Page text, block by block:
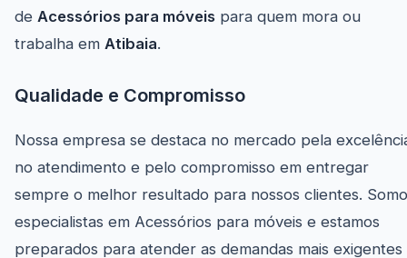
de Acessórios para móveis para quem mora ou
trabalha em Atibaia.
Qualidade e Compromisso
Nossa empresa se destaca no mercado pela
no atendimento e pelo compromisso em entregar
sempre o melhor resultado para nossos clientes.
especialistas em Acessórios para móveis e estamos
preparados para atender as demandas mais exigentes